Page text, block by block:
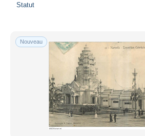
Statut
Nouveau